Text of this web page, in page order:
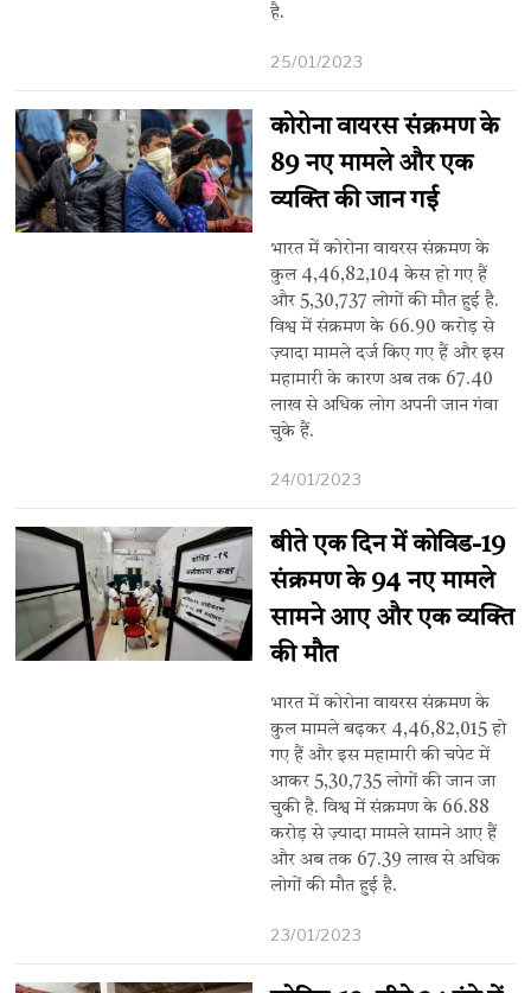
है.
25/01/2023
कोरोना वायरस संक्रमण के
89 नए मामले और एक
व्यक्ति की जान गई
भारत में कोरोना वायरस संक्रमण के
कुल 4,46,82,104 केस हो गए हैं
और 5,30,737 लोगों की मौत हुई है.
विश्व में संक्रमण के 66.90 करोड़ से
ज़्यादा मामले दर्ज किए गए हैं और इस
महामारी के कारण अब तक 67.40
लाख से अधिक लोग अपनी जान गंवा
चुके हैं.
24/01/2023
बीते एक दिन में कोविड-19
संक्रमण के 94 नए मामले
सामने आए और एक व्यक्ति
की मौत
भारत में कोरोना वायरस संक्रमण के
कुल मामले बढ़कर 4,46,82,015 हो
गए हैं और इस महामारी की चपेट में
आकर 5,30,735 लोगों की जान जा
चुकी है. विश्व में संक्रमण के 66.88
करोड़ से ज़्यादा मामले सामने आए हैं
और अब तक 67.39 लाख से अधिक
लोगों की मौत हुई है.
23/01/2023